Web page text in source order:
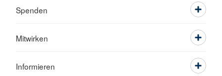
Spenden
Mitwirken
Informieren